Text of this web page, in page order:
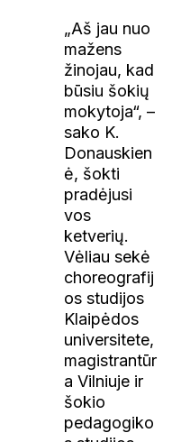
„Aš jau nuo
mažens
žinojau, kad
būsiu šokių
mokytoja“, –
sako K.
Donauskien
ė, šokti
pradėjusi
vos
ketverių.
Vėliau sekė
choreografij
os studijos
Klaipėdos
universitete,
magistrantūr
a Vilniuje ir
šokio
pedagogiko